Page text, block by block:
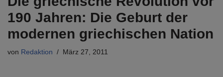
190 Jahren: Die Geburt der
modernen griechischen Nation
von Redaktion März 27, 2011